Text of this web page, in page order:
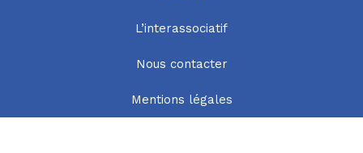
L’interassociatif
Nous contacter
Mentions légales